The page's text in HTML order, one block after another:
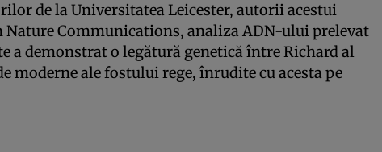
de la Universitatea Leicester, autorii acestui
Communications, analiza ADN-ului prelevat
a demonstrat o legătură genetică între Richard al
moderne ale fostului rege, înrudite cu acesta pe